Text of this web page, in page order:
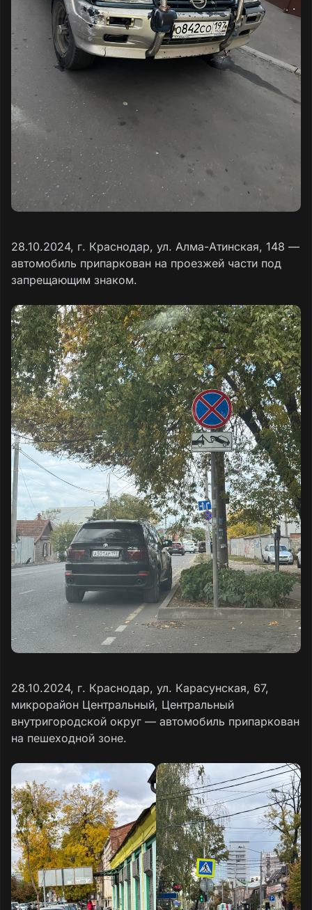
28.10.2024, г. Краснодар, ул. Алма-Атинская, 148 —
автомобиль припаркован на проезжей части под
запрещающим знаком.
28.10.2024, г. Краснодар, ул. Карасунская, 67,
микрорайон Центральный, Центральный
внутригородской округ — автомобиль припаркован
на пешеходной зоне.